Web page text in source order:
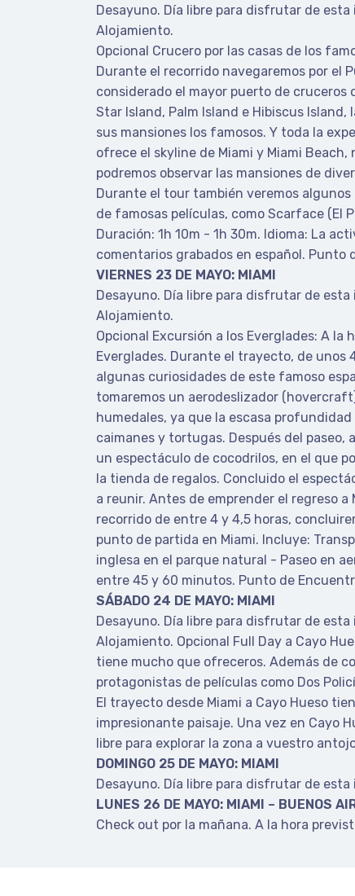
Desayuno. Día libre para disfrutar de
Alojamiento.
Opcional Crucero por las casas de los
Durante el recorrido navegaremos por el
considerado el mayor puerto de cruceros
Star Island, Palm Island e Hibiscus
sus mansiones los famosos. Y toda la
ofrece el skyline de Miami y Miami
podremos observar las mansiones de
Durante el tour también veremos
de famosas películas, como Scarface (El
Duración: 1h 10m - 1h 30m. Idioma: La
comentarios grabados en español. Punto
VIERNES 23 DE MAYO: MIAMI
Desayuno. Día libre para disfrutar de
Alojamiento.
Opcional Excursión a los Everglades: A
Everglades. Durante el trayecto, de unos
algunas curiosidades de este famoso
tomaremos un aerodeslizador
humedales, ya que la escasa
caimanes y tortugas. Después del paseo,
un espectáculo de cocodrilos, en el que
la tienda de regalos. Concluido el
a reunir. Antes de emprender el regreso
recorrido de entre 4 y 4,5 horas,
punto de partida en Miami. Incluye:
inglesa en el parque natural - Paseo en
entre 45 y 60 minutos. Punto de
SÁBADO 24 DE MAYO: MIAMI
Desayuno. Día libre para disfrutar de
Alojamiento. Opcional Full Day a Cayo
tiene mucho que ofreceros. Además de
protagonistas de películas como Dos
El trayecto desde Miami a Cayo Hueso
impresionante paisaje. Una vez en Cayo
libre para explorar la zona a vuestro
DOMINGO 25 DE MAYO: MIAMI
Desayuno. Día libre para disfrutar de
LUNES 26 DE MAYO: MIAMI – BUENOS
Check out por la mañana. A la hora